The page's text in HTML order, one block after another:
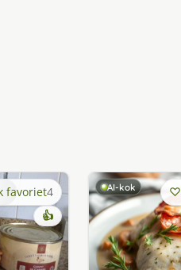
favoriet4
👍
AI-kok